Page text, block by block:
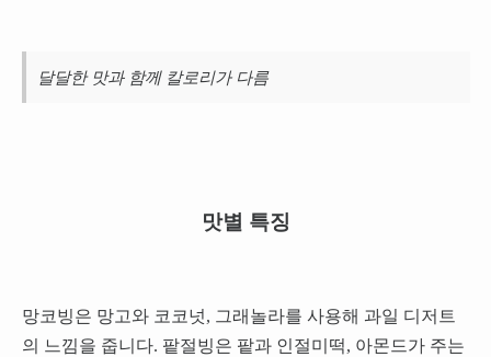
달달한 맛과 함께 칼로리가 다름
맛별 특징
망코빙은 망고와 코코넛, 그래놀라를 사용해 과일 디저트
의 느낌을 줍니다. 팥절빙은 팥과 인절미떡, 아몬드가 주는